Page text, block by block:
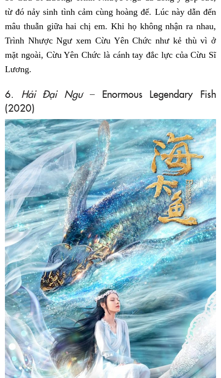
từ đó nảy sinh tình cảm cùng hoàng đế. Lúc này dẫn đến
mâu thuẫn giữa hai chị em. Khi họ không nhận ra nhau,
Trình Nhược Ngư xem Cừu Yên Chức như kẻ thù vì ở
mặt ngoài, Cừu Yên Chức là cánh tay đắc lực của Cừu Sĩ
Lương.
6. Hải Đại Ngư– Enormous Legendary Fish
(2020)